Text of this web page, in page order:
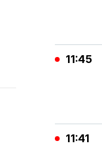
11:45
11:41